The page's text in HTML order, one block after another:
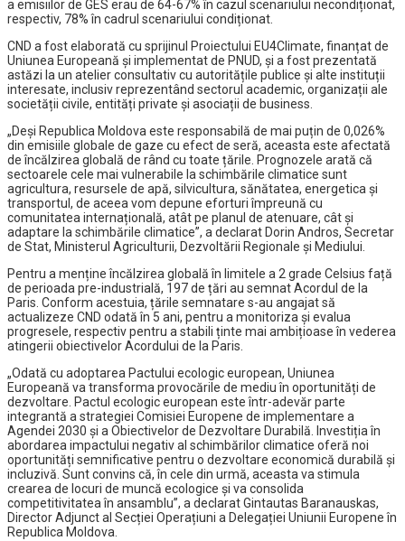
a emisiilor de GES erau de 64-67% în cazul scenariului necondiționat,
respectiv, 78% în cadrul scenariului condiționat.
CND a fost elaborată cu sprijinul Proiectului EU4Climate, finanțat de
Uniunea Europeană și implementat de PNUD, și a fost prezentată
astăzi la un atelier consultativ cu autoritățile publice și alte instituții
interesate, inclusiv reprezentând sectorul academic, organizații ale
societății civile, entități private și asociații de business.
„Deși Republica Moldova este responsabilă de mai puțin de 0,026%
din emisiile globale de gaze cu efect de seră, aceasta este afectată
de încălzirea globală de rând cu toate țările. Prognozele arată că
sectoarele cele mai vulnerabile la schimbările climatice sunt
agricultura, resursele de apă, silvicultura, sănătatea, energetica și
transportul, de aceea vom depune eforturi împreună cu
comunitatea internațională, atât pe planul de atenuare, cât și
adaptare la schimbările climatice”, a declarat Dorin Andros, Secretar
de Stat, Ministerul Agriculturii, Dezvoltării Regionale și Mediului.
Pentru a menține încălzirea globală în limitele a 2 grade Celsius față
de perioada pre-industrială, 197 de țări au semnat Acordul de la
Paris. Conform acestuia, țările semnatare s-au angajat să
actualizeze CND odată în 5 ani, pentru a monitoriza și evalua
progresele, respectiv pentru a stabili ținte mai ambițioase în vederea
atingerii obiectivelor Acordului de la Paris.
„Odată cu adoptarea Pactului ecologic european, Uniunea
Europeană va transforma provocările de mediu în oportunități de
dezvoltare. Pactul ecologic european este într-adevăr parte
integrantă a strategiei Comisiei Europene de implementare a
Agendei 2030 și a Obiectivelor de Dezvoltare Durabilă. Investiția în
abordarea impactului negativ al schimbărilor climatice oferă noi
oportunități semnificative pentru o dezvoltare economică durabilă și
incluzivă. Sunt convins că, în cele din urmă, aceasta va stimula
crearea de locuri de muncă ecologice și va consolida
competitivitatea în ansamblu”, a declarat Gintautas Baranauskas,
Director Adjunct al Secției Operațiuni a Delegației Uniunii Europene în
Republica Moldova.